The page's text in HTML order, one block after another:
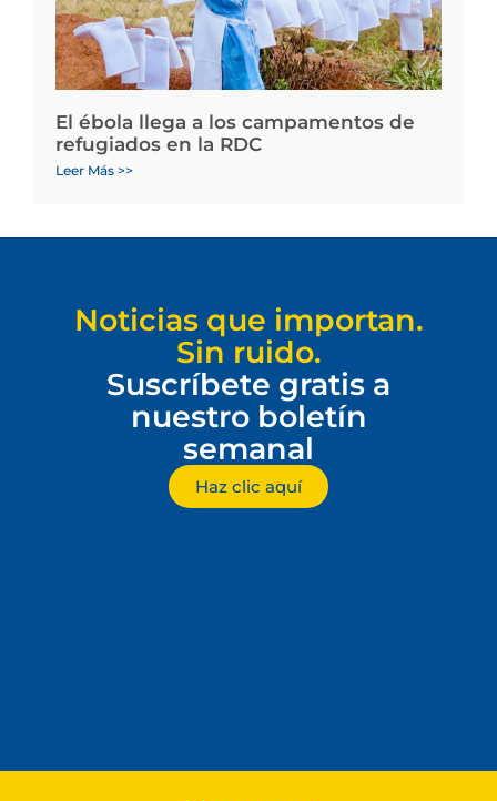
El ébola llega a los campamentos de
refugiados en la RDC
Leer Más >>
Noticias que importan.
Sin ruido.
Suscríbete gratis a
nuestro boletín
semanal
Haz clic aquí